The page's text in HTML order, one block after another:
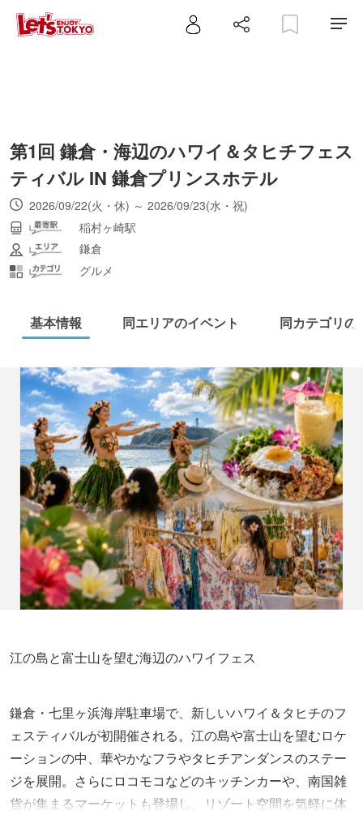
第1回 鎌倉・海辺のハワイ＆タヒチフェス
ティバル IN 鎌倉プリンスホテル
2026/09/22(火・休) ～ 2026/09/23(水・祝)
稲村ヶ崎駅
鎌倉
グルメ
基本情報 同エリアのイベント 同カテゴリの
江の島と富士山を望む海辺のハワイフェス
鎌倉・七里ヶ浜海岸駐車場で、新しいハワイ＆タヒチのフ
ェスティバルが初開催される。江の島や富士山を望むロケ
ーションの中、華やかなフラやタヒチアンダンスのステー
ジを展開。さらにロコモコなどのキッチンカーや、南国雑
貨が集まるマーケットも登場し、リゾート空間を気軽に体